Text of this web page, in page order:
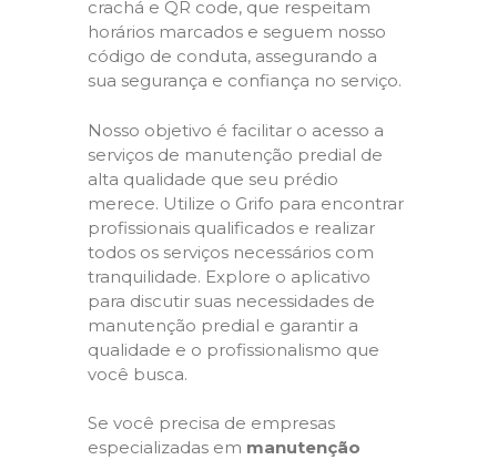
crachá e QR code, que respeitam
horários marcados e seguem nosso
código de conduta, assegurando a
sua segurança e confiança no serviço.
Nosso objetivo é facilitar o acesso a
serviços de manutenção predial de
alta qualidade que seu prédio
merece. Utilize o Grifo para encontrar
profissionais qualificados e realizar
todos os serviços necessários com
tranquilidade. Explore o aplicativo
para discutir suas necessidades de
manutenção predial e garantir a
qualidade e o profissionalismo que
você busca.
Se você precisa de empresas
especializadas em manutenção